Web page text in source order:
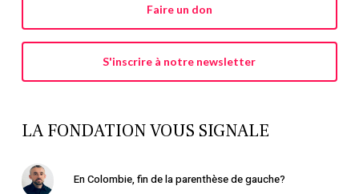
Faire un don
S'inscrire à notre newsletter
LA FONDATION VOUS SIGNALE
En Colombie, fin de la parenthèse de gauche?